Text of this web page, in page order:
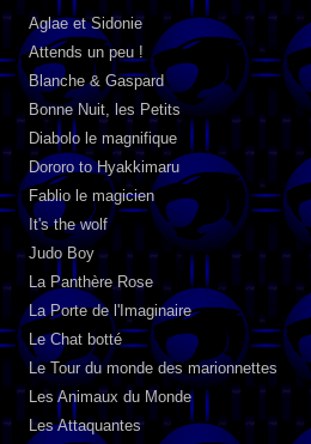
Aglae et Sidonie
Attends un peu !
Blanche & Gaspard
Bonne Nuit, les Petits
Diabolo le magnifique
Dororo to Hyakkimaru
Fablio le magicien
It's the wolf
Judo Boy
La Panthère Rose
La Porte de l'Imaginaire
Le Chat botté
Le Tour du monde des marionnettes
Les Animaux du Monde
Les Attaquantes